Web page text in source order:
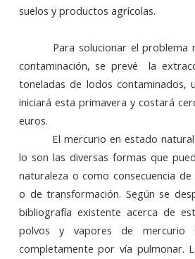
suelos y productos agrícolas.
Para solucionar el problema
contaminación, se prevé
la
toneladas de lodos contaminados,
iniciará esta primavera y costará
euros.
El mercurio en estado
lo son las diversas formas que
naturaleza o como consecuencia
o de transformación. Según se
bibliografía existente acerca de
polvos y vapores de mercurio
completamente por vía pulmonar.